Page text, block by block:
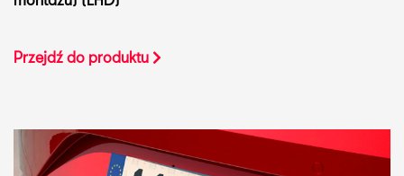
Przejdź do produktu